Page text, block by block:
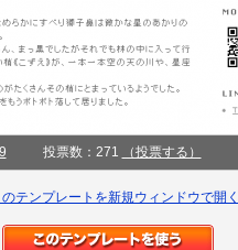
投票数：271 （投票する）
テンプレートを新規ウィンドウで開